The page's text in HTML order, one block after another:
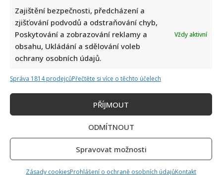
Zajištění bezpečnosti, předcházení a
zjišťování podvodů a odstraňování chyb,
Poskytování a zobrazování reklamy a
obsahu, Ukládání a sdělování voleb
ochrany osobních údajů.
Vždy aktivní
Správa 1814 prodejcůPřečtěte si více o těchto účelech
PŘÍJMOUT
ODMÍTNOUT
Spravovat možnosti
Zásady cookiesProhlášení o ochraně osobních údajůKontakt
Napsat komentář
Vaše e-mailová adresa nebude zveřejněna.
Vyžadované informace jsou označeny
Komentář*